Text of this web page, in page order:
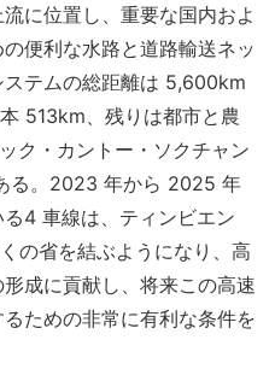
に位置し、重要な国内およ
便利な水路と道路輸送ネッ
ステムの総距離は 5,600km
513km、残りは都市と農
ク・カントー・ソクチャン
る。2023 年から 2025 年
4 車線は、ティンビエン
の省を結ぶようになり、高
成に貢献し、将来この高速
ための非常に有利な条件を